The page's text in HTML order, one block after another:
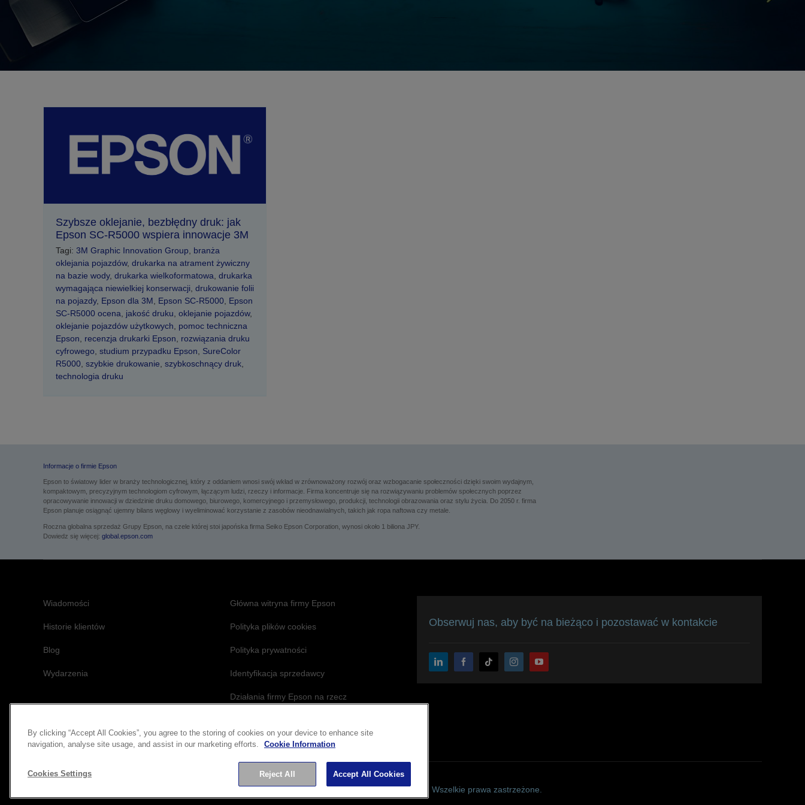
Szybsze oklejanie, bezbłędny druk: jak
Epson SC-R5000 wspiera innowacje 3M
Tagi: 3M Graphic Innovation Group
branża
oklejania pojazdów, drukarka na atrament żywiczny
na bazie wody, drukarka wielkoformatowa drukarka
wymagająca niewielkiej konserwacji drukowanie folii
na pojazdy, Epson dla 3M Epson SC-R5000 Epson
SC-R5000 ocena
jakość druku oklejanie pojazdów,
oklejanie pojazdów użytkowych
pomoc techniczna
Epson
recenzja drukarki Epson
rozwiązania druku
cyfrowego studium przypadku Epson
SureColor
R5000 szybkie drukowanie szybkoschnący druk
technologia druku
Informacje o firmie Epson
Epson to światowy lider w branży technologicznej, który z oddaniem wnosi swój wkład w zrównoważony rozwój oraz wzbogacanie społeczności dzięki swoim wydajnym,
kompaktowym, precyzyjnym technologiom cyfrowym, łączącym ludzi, rzeczy i informacje. Firma koncentruje się na rozwiązywaniu problemów społecznych poprzez
opracowywanie innowacji w dziedzinie druku domowego, biurowego, komercyjnego i przemysłowego, produkcji, technologii obrazowania oraz stylu życia. Do 2050 r. firma
Epson planuje osiągnąć ujemny bilans węglowy i wyeliminować korzystanie z zasobów nieodnawialnych, takich jak ropa naftowa czy metale.
Roczna globalna sprzedaż Grupy Epson, na czele której stoi japońska firma Seiko Epson Corporation, wynosi około 1 biliona JPY.
Dowiedz się więcej: global.epson.com
Wiadomości
Historie klientów
Blog
Wydarzenia
Główna witryna firmy Epson
Polityka plików cookies
Polityka prywatności
Identyfikacja sprzedawcy
Działania firmy Epson na rzecz
Obserwuj nas, aby być na bieżąco i pozostawać w kontakcie
Copyright © 2026 Seiko Epson Corporation. Wszelkie prawa zastrzeżone.
By clicking “Accept All Cookies”, you agree to the storing of cookies on your device to enhance site
navigation, analyse site usage, and assist in our marketing efforts.
Cookie Information
Cookies Settings Reject All Accept All Cookies